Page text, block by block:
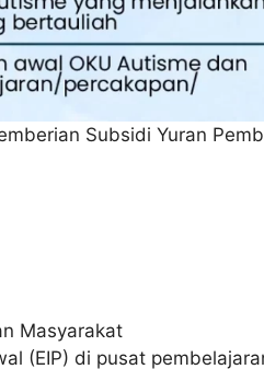
Subsidi Yuran
Masyarakat
(EIP) di pusat